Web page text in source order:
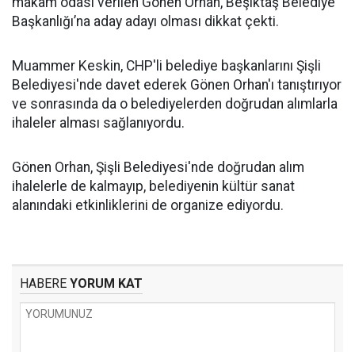
Başkanlığı’na aday adayı olması dikkat çekti.
Muammer Keskin, CHP'li belediye başkanlarını Şişli
Belediyesi'nde davet ederek Gönen Orhan'ı tanıştırıyor
ve sonrasında da o belediyelerden doğrudan alımlarla
ihaleler alması sağlanıyordu.
Gönen Orhan, Şişli Belediyesi'nde doğrudan alım
ihalelerle de kalmayıp, belediyenin kültür sanat
alanındaki etkinliklerini de organize ediyordu.
HABERE YORUM KAT